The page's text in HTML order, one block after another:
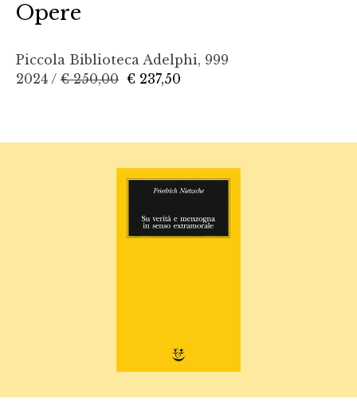
Opere
Piccola Biblioteca Adelphi, 999
2024 / € 250,00 € 237,50